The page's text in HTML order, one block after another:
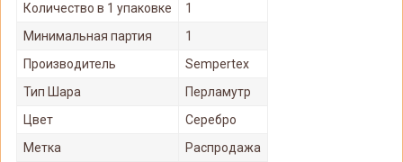
Количество в 1 упаковке
1
Минимальная партия
1
Производитель
Sempertex
Тип Шара
Перламутр
Цвет
Серебро
Метка
Распродажа